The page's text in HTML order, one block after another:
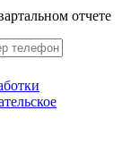
отчете